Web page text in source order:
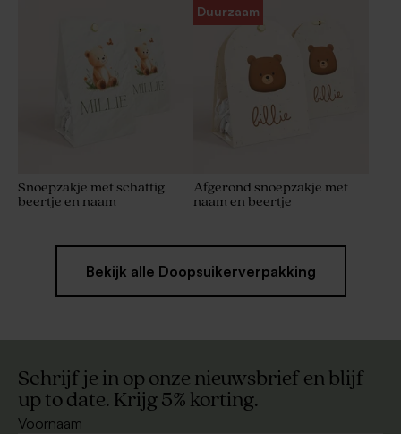
Snoepzakje met schattig
beertje en naam
Duurzaam
Afgerond snoepzakje met
naam en beertje
Bekijk alle Doopsuikerverpakking
Schrijf je in op onze nieuwsbrief en blijf
up to date. Krijg 5% korting.
Voornaam